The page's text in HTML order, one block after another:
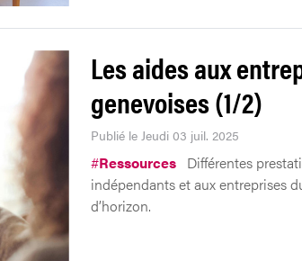
Les aides aux
genevoises (1/2)
Publié le Jeudi 03 juil. 2025
#Ressources Différentes
indépendants et aux entreprises
d’horizon.